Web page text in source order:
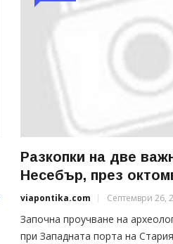
Разкопки на две
Несебър, през
viapontika.com Септември 26,
Започна проучване на
при Западната порта на